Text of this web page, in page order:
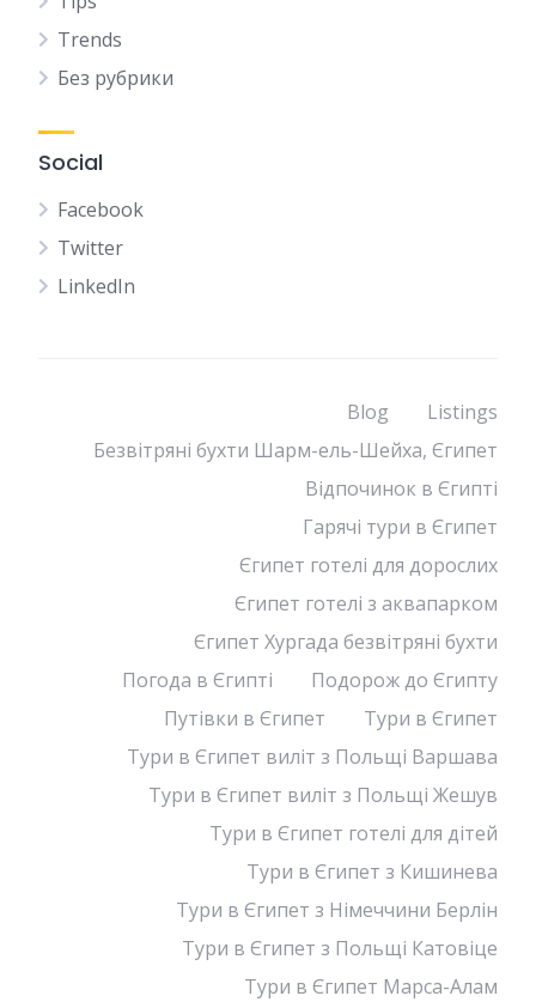
Trends
Без рубрики
Social
Facebook
Twitter
LinkedIn
Blog
Listings
Безвітряні бухти Шарм-ель-Шейха, Єгипет
Відпочинок в Єгипті
Гарячі тури в Єгипет
Єгипет готелі для дорослих
Єгипет готелі з аквапарком
Єгипет Хургада безвітряні бухти
Погода в Єгипті
Подорож до Єгипту
Путівки в Єгипет
Тури в Єгипет
Тури в Єгипет виліт з Польщі Варшава
Тури в Єгипет виліт з Польщі Жешув
Тури в Єгипет готелі для дітей
Тури в Єгипет з Кишинева
Тури в Єгипет з Німеччини Берлін
Тури в Єгипет з Польщі Катовіце
Тури в Єгипет Марса-Алам